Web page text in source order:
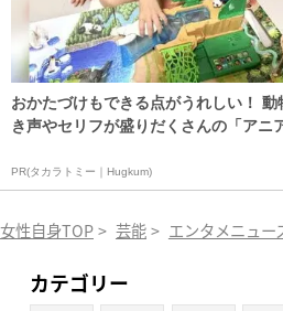
おかたづけもできる点がうれしい！ 動
き声やセリフが盛りだくさんの「ア
PR(タカラトミー｜Hugkum)
女性自身TOP > 芸能 > エンタメニュー
カテゴリー